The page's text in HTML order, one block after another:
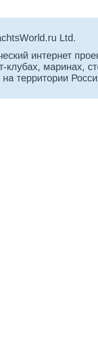
Ltd.
интернет
маринах,
территории